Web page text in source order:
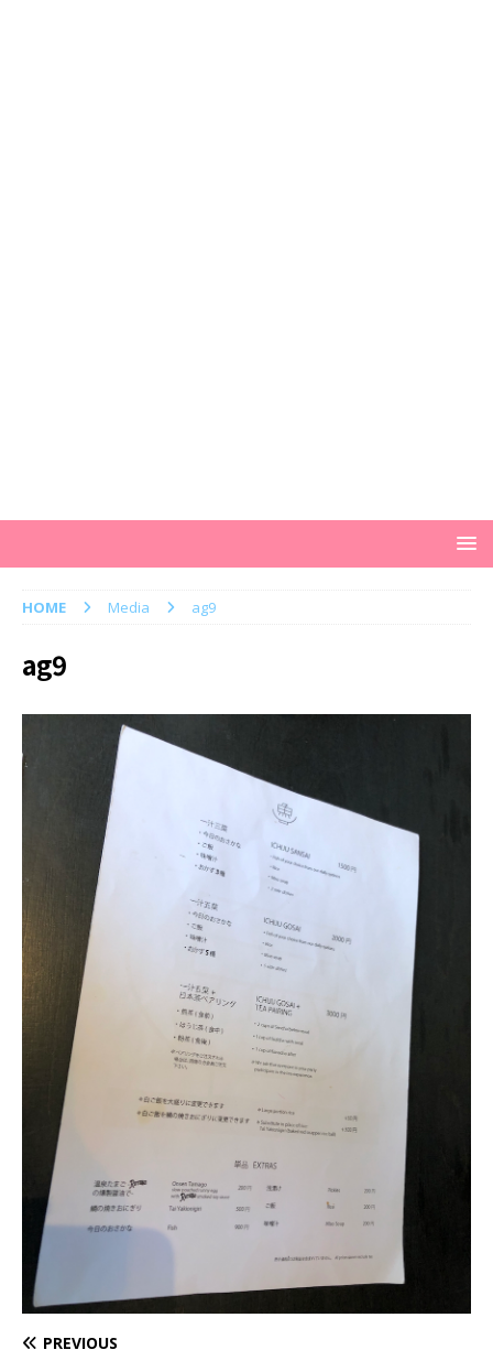
HOME Media ag9
ag9
PREVIOUS